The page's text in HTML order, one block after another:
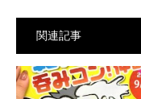
関連記事